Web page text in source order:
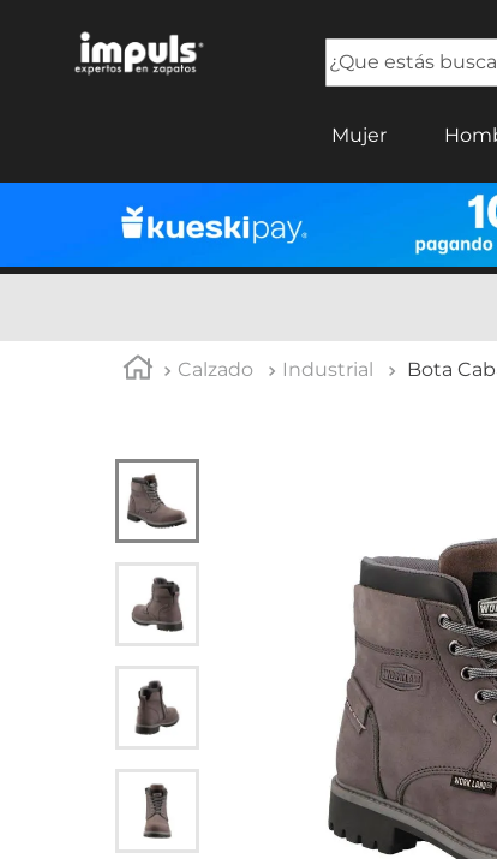
Mujer
Calzado Industrial Bota
sandalias mujer
tenis hombre